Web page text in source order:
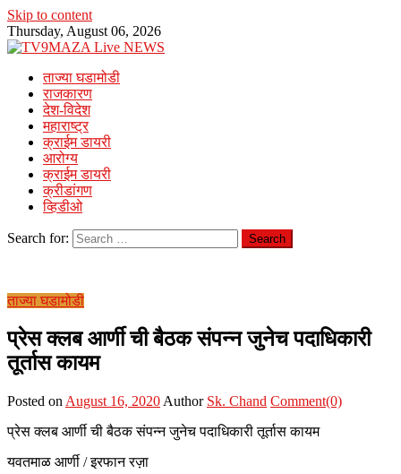
Skip to content
Thursday, August 06, 2026
ताज्या घडामोडी
राजकारण
देश-विदेश
महाराष्ट्र
क्राईम डायरी
आरोग्य
क्राईम डायरी
क्रीडांगण
व्हिडीओ
Search for:
ताज्या घडामोडी
प्रेस क्लब आर्णी ची बैठक संपन्न जुनेच पदाधिकारी
तूर्तास कायम
Posted on August 16, 2020 Author Sk. Chand Comment(0)
प्रेस क्लब आर्णी ची बैठक संपन्न जुनेच पदाधिकारी तूर्तास कायम
यवतमाळ आर्णी / इरफान रज़ा